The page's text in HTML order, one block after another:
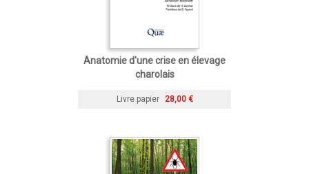
Anatomie d'une crise en élevage
charolais
Livre papier 28,00 €